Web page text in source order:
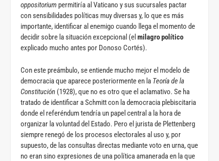
oppositorium permitiría al Vaticano y sus sucursales pactar
con sensibilidades políticas muy diversas y, lo que es más
importante, identificar al enemigo cuando llega el momento de
decidir sobre la situación excepcional (elmilagro político
explicado mucho antes por Donoso Cortés).
Con este preámbulo, se entiende mucho mejor el modelo de
democracia que aparece posteriormente en la Teoría de la
Constitución (1928), que no es otro que el aclamativo. Se ha
tratado de identificar a Schmitt con la democracia plebiscitaria
donde el referéndum tendría un papel central a la hora de
organizar la voluntad del Estado. Pero el jurista de Plettenberg
siempre renegó de los procesos electorales al uso y, por
supuesto, de las consultas directas mediante voto en urna, que
no eran sino expresiones de una política amanerada en la que